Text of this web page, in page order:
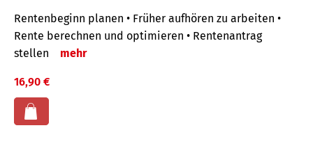
Rentenbeginn planen • Früher aufhören zu arbeiten •
Rente berechnen und optimieren • Rentenantrag
stellen
mehr
16,90 €